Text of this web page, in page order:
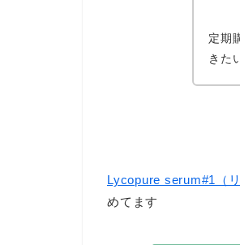
定期
きた
Lycopure serum#1（
めてます